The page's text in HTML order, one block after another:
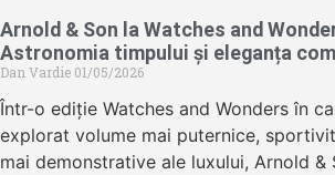
Arnold & Son la Watches and
Astronomia timpului și eleganța
Dan Vardie 01/05/2026
Într-o ediție Watches and Wonders în
explorat volume mai puternice,
mai demonstrative ale luxului, Arnold &